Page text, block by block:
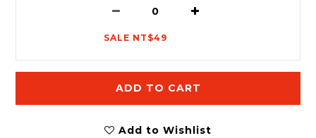
SALE NT$49
ADD TO CART
Add to Wishlist